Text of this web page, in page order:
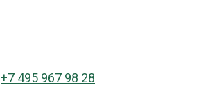
+7 495 967 98 28